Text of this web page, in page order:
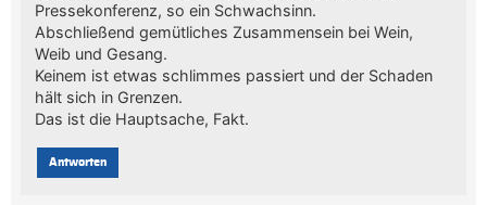
Pressekonferenz, so ein Schwachsinn.
Abschließend gemütliches Zusammensein bei Wein,
Weib und Gesang.
Keinem ist etwas schlimmes passiert und der Schaden
hält sich in Grenzen.
Das ist die Hauptsache, Fakt.
Antworten